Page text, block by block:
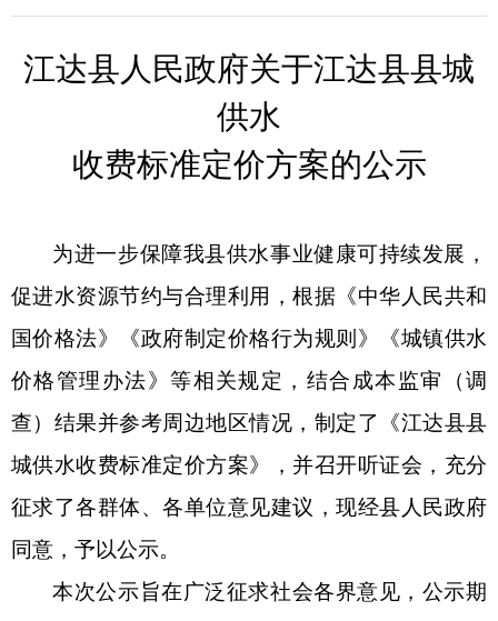
江达县人民政府关于江达县县城
供水
收费标准定价方案的公示
为进一步保障我县供水事业健康可持续发展，
促进水资源节约与合理利用，根据《中华人民共和
国价格法》《政府制定价格行为规则》《城镇供水
价格管理办法》等相关规定，结合成本监审（调
查）结果并参考周边地区情况，制定了《江达县县
城供水收费标准定价方案》，并召开听证会，充分
征求了各群体、各单位意见建议，现经县人民政府
同意，予以公示。
本次公示旨在广泛征求社会各界意见，公示期